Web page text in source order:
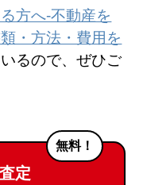
る方へ-不動産を
・方法・費用を
るので、ぜひご
定
無料！